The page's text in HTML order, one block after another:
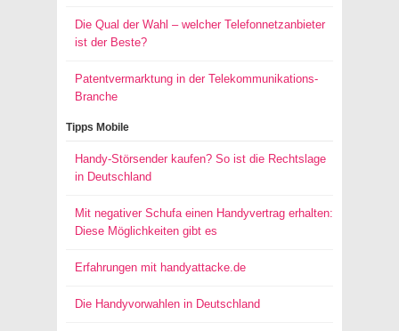
Die Qual der Wahl – welcher Telefonnetzanbieter
ist der Beste?
Patentvermarktung in der Telekommunikations-
Branche
Tipps Mobile
Handy-Störsender kaufen? So ist die Rechtslage
in Deutschland
Mit negativer Schufa einen Handyvertrag erhalten:
Diese Möglichkeiten gibt es
Erfahrungen mit handyattacke.de
Die Handyvorwahlen in Deutschland